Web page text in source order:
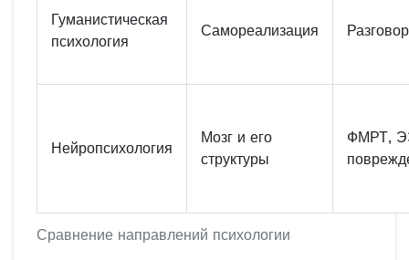
Сравнение направлений психологии
Гуманистическая
психология
Самореализация
Нейропсихология
Мозг и его
структуры
ФМРТ,